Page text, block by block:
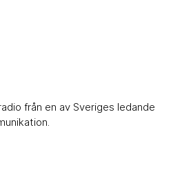
från en av Sveriges ledande